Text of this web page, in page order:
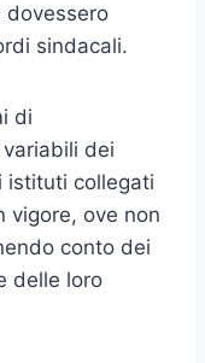
do­vessero
sindacali.
di
dei
istituti collegati
vigore, ove non
conto dei
delle loro